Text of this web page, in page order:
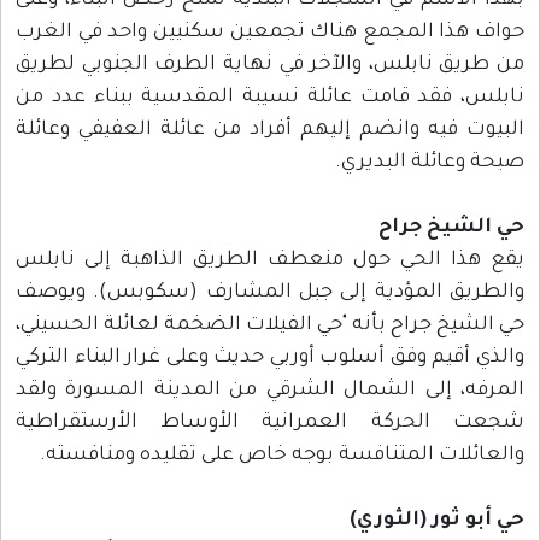
حواف هذا المجمع هناك تجمعين سكنيين واحد في الغرب
من طريق نابلس، والآخر في نهاية الطرف الجنوبي لطريق
نابلس، فقد قامت عائلة نسيبة المقدسية ببناء عدد من
البيوت فيه وانضم إليهم أفراد من عائلة العفيفي وعائلة
صبحة وعائلة البديري.
حي الشيخ جراح
يقع هذا الحي حول منعطف الطريق الذاهبة إلى نابلس
والطريق المؤدية إلى جبل المشارف (سكوبس). ويوصف
حي الشيخ جراح بأنه "حي الفيلات الضخمة لعائلة الحسيني،
والذي أقيم وفق أسلوب أوربي حديث وعلى غرار البناء التركي
المرفه، إلى الشمال الشرقي من المدينة المسورة ولقد
شجعت الحركة العمرانية الأوساط الأرستقراطية
والعائلات المتنافسة بوجه خاص على تقليده ومنافسته.
حي أبو ثور (الثوري)